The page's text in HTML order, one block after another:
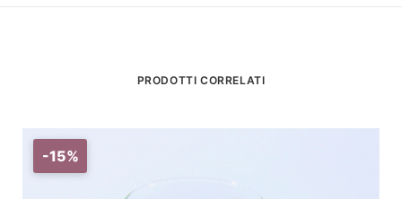
PRODOTTI CORRELATI
-15%